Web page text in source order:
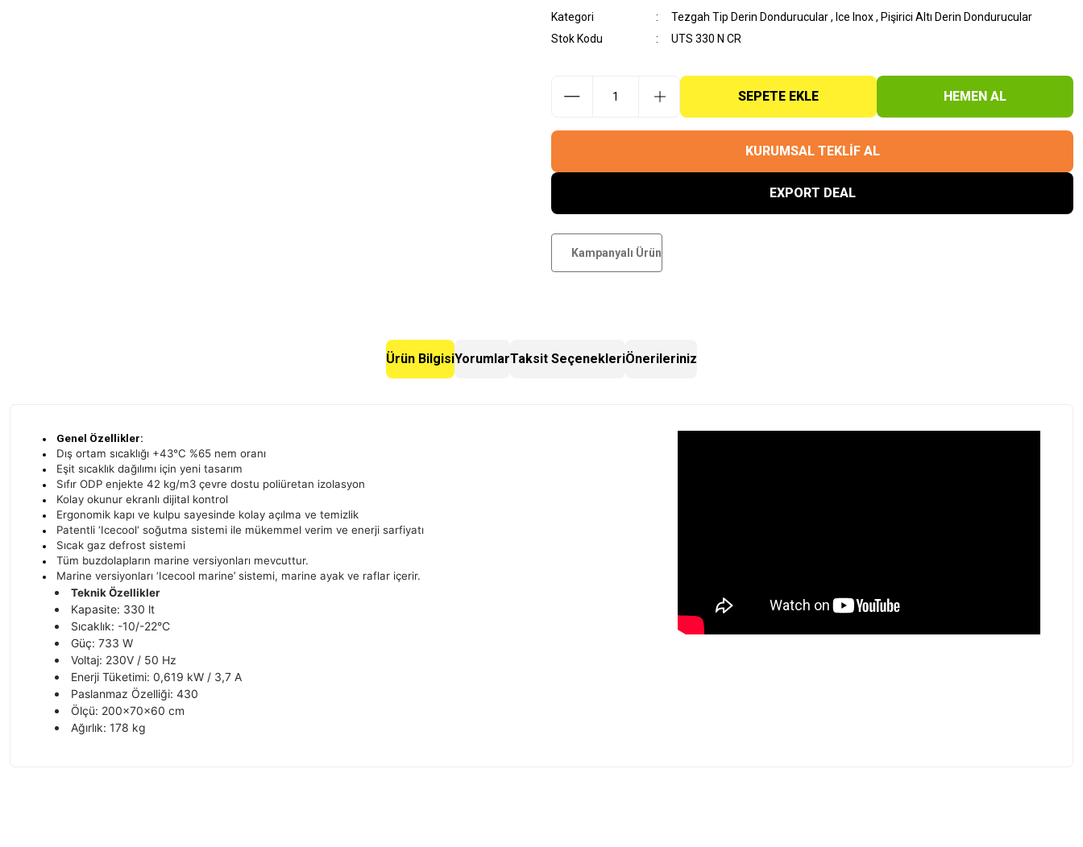
Kategori Tezgah Tip Derin Dondurucular , Ice Inox , Pişirici Altı Derin Dondurucular
Stok Kodu
UTS 330 N CR
SEPETE EKLE HEMEN AL
KURUMSAL TEKLİF AL
EXPORT DEAL
Kampanyalı Ürün
Ürün BilgisiYorumlarTaksit SeçenekleriÖnerileriniz
Genel Özellikler:
Dış ortam sıcaklığı +43°C %65 nem oranı
Eşit sıcaklık dağılımı için yeni tasarım
Sıfır ODP enjekte 42 kg/m3 çevre dostu poliüretan izolasyon
Kolay okunur ekranlı dijital kontrol
Ergonomik kapı ve kulpu sayesinde kolay açılma ve temizlik
Patentli ‘Icecool‘ soğutma sistemi ile mükemmel verim ve enerji sarfiyatı
Sıcak gaz defrost sistemi
Tüm buzdolapların marine versiyonları mevcuttur.
Marine versiyonları ‘Icecool marine’ sistemi, marine ayak ve raflar içerir.
Teknik Özellikler
Kapasite: 330 lt
Sıcaklık: -10/-22°C
Güç: 733 W
Voltaj: 230V / 50 Hz
Enerji Tüketimi: 0,619 kW / 3,7 A
Paslanmaz Özelliği: 430
Ölçü: 200x70x60 cm
Ağırlık: 178 kg